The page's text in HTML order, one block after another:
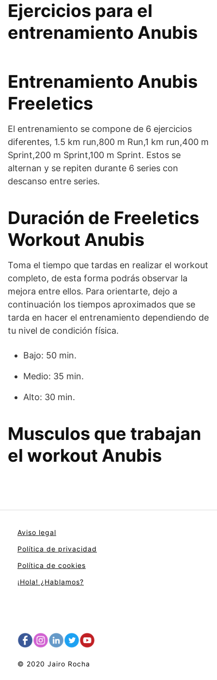
Ejercicios para el
entrenamiento Anubis
Entrenamiento Anubis
Freeletics
El entrenamiento se compone de 6 ejercicios
diferentes, 1.5 km run,800 m Run,1 km run,400 m
Sprint,200 m Sprint,100 m Sprint. Estos se
alternan y se repiten durante 6 series con
descanso entre series.
Duración de Freeletics
Workout Anubis
Toma el tiempo que tardas en realizar el workout
completo, de esta forma podrás observar la
mejora entre ellos. Para orientarte, dejo a
continuación los tiempos aproximados que se
tarda en hacer el entrenamiento dependiendo de
tu nivel de condición física.
Bajo: 50 min.
Medio: 35 min.
Alto: 30 min.
Musculos que trabajan
el workout Anubis
Aviso legal
Política de privacidad
Política de cookies
¡Hola! ¿Hablamos?
© 2020 Jairo Rocha